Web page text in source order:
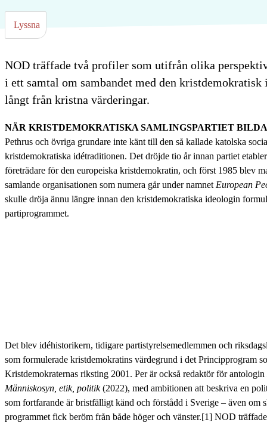
Lyssna
NOD träffade två profiler som utifrån olika
i ett samtal om sambandet med den
långt från kristna värderingar.
NÄR KRISTDEMOKRATISKA SAMLINGSPARTIET
Pethrus och övriga grundare inte känt till den så kallade katolska
kristdemokratiska idétraditionen. Det dröjde tio år innan partiet
företrädare för den europeiska kristdemokratin, och först 1985 blev
samlande organisationen som numera går under namnet European
skulle dröja ännu längre innan den kristdemokratiska ideologin
partiprogrammet.
Det blev idéhistorikern, tidigare partistyrelsemedlemmen och
som formulerade kristdemokratins värdegrund i det Principprogram
Kristdemokraternas riksting 2001. Per är också redaktör för antologin
Människosyn, etik, politik(2022), med ambitionen att beskriva en
som fortfarande är bristfälligt känd och förstådd i Sverige – även
programmet fick beröm från både höger och vänster.[1] NOD